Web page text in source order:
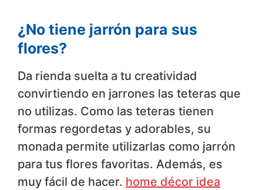
¿No tiene jarrón para sus
flores?
Da rienda suelta a tu creatividad
convirtiendo en jarrones las teteras que
no utilizas. Como las teteras tienen
formas regordetas y adorables, su
monada permite utilizarlas como jarrón
para tus flores favoritas. Además, es
muy fácil de hacer. home décor idea